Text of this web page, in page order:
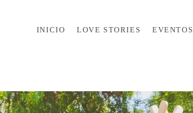
INICIO LOVE STORIES EVENTOS